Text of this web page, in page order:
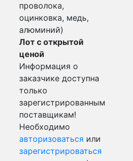
проволока,
оцинковка, медь,
алюминий)
Лот с открытой
ценой
Информация о
заказчике доступна
только
зарегистрированным
поставщикам!
Необходимо
авторизоваться или
зарегистрироваться